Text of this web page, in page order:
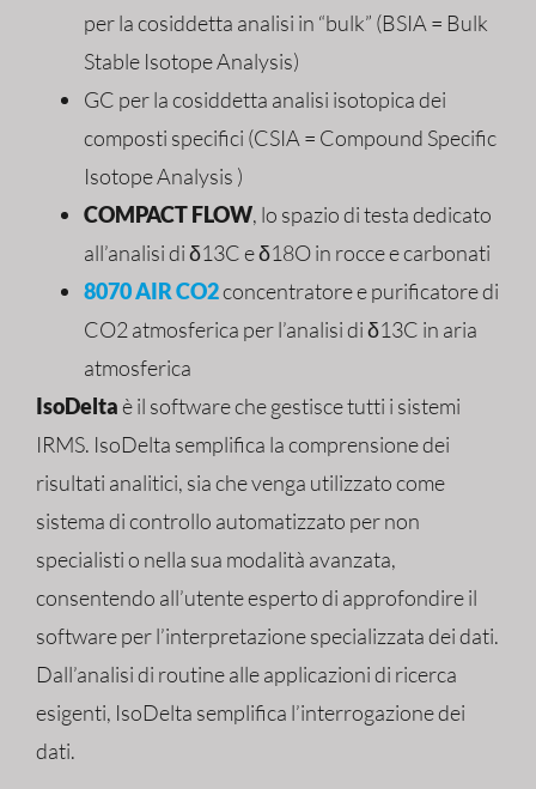
per la cosiddetta analisi in “bulk” (BSIA = Bulk
Stable Isotope Analysis)
GC per la cosiddetta analisi isotopica dei
composti specifici (CSIA = Compound Specific
Isotope Analysis )
COMPACT FLOW, lo spazio di testa dedicato
all’analisi di δ13C e δ18O in rocce e carbonati
8070 AIR CO2concentratore e purificatore di
CO2 atmosferica per l’analisi di δ13C in aria
atmosferica
IsoDeltaè il software che gestisce tutti i sistemi
IRMS. IsoDelta semplifica la comprensione dei
risultati analitici, sia che venga utilizzato come
sistema di controllo automatizzato per non
specialisti o nella sua modalità avanzata,
consentendo all’utente esperto di approfondire il
software per l’interpretazione specializzata dei dati.
Dall’analisi di routine alle applicazioni di ricerca
esigenti, IsoDelta semplifica l’interrogazione dei
dati.